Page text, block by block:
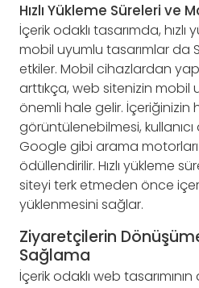
Hızlı Yükleme Süreleri ve
İçerik odaklı tasarımda, hızlı
mobil uyumlu tasarımlar da
etkiler. Mobil cihazlardan
arttıkça, web sitenizin
önemli hale gelir.
görüntülenebilmesi, kullanıcı
Google gibi arama
ödüllendirilir. Hızlı yükleme
siteyi terk etmeden önce
yüklenmesini sağlar.
Ziyaretçilerin
Sağlama
İçerik odaklı web tasarımının